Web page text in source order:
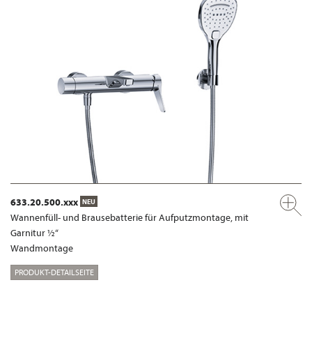
633.20.500.xxx NEU
Wannenfüll- und Brausebatterie für Aufputzmontage, mit
Garnitur ½“
Wandmontage
PRODUKT-DETAILSEITE